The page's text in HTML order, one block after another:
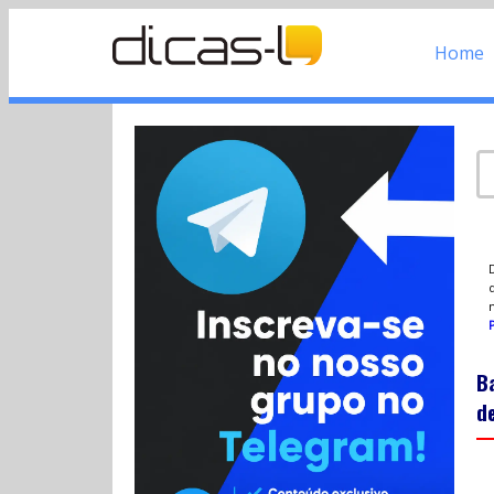
Home